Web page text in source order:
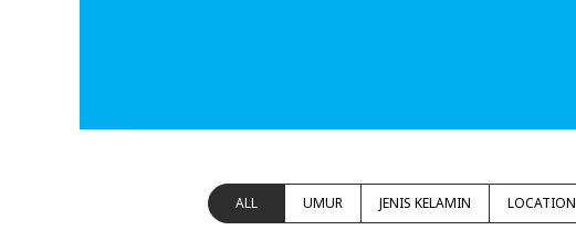
ALL UMUR JENIS KELAMIN LOCATION